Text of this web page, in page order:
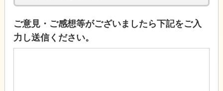
ご意見・ご感想等がございましたら下記をご入
力し送信ください。